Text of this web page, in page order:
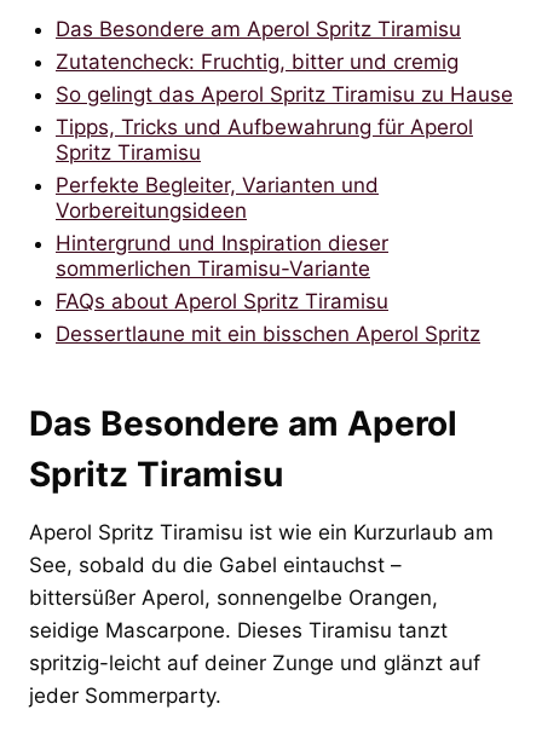
Das Besondere am Aperol Spritz Tiramisu
Zutatencheck: Fruchtig, bitter und cremig
So gelingt das Aperol Spritz Tiramisu zu Hause
Tipps, Tricks und Aufbewahrung für Aperol
Spritz Tiramisu
Perfekte Begleiter, Varianten und
Vorbereitungsideen
Hintergrund und Inspiration dieser
sommerlichen Tiramisu-Variante
FAQs about Aperol Spritz Tiramisu
Dessertlaune mit ein bisschen Aperol Spritz
Das Besondere am Aperol
Spritz Tiramisu
Aperol Spritz Tiramisu ist wie ein Kurzurlaub am
See, sobald du die Gabel eintauchst –
bittersüßer Aperol, sonnengelbe Orangen,
seidige Mascarpone. Dieses Tiramisu tanzt
spritzig-leicht auf deiner Zunge und glänzt auf
jeder Sommerparty.